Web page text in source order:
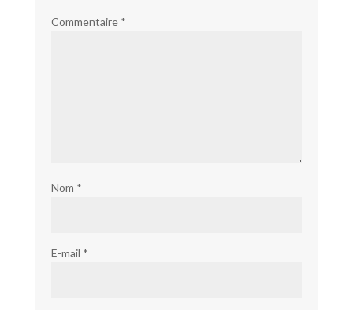
Commentaire *
Nom *
E-mail *